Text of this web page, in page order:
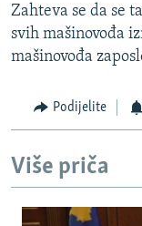
SPECIJALI RSE
VIŠE OD NASLOVA
TV LIBERTY
POST SCRIPTUM
Sve RFE/RL
Zahteva se da se
svih mašinovođa
mašinovođa
Podijelite
Više priča